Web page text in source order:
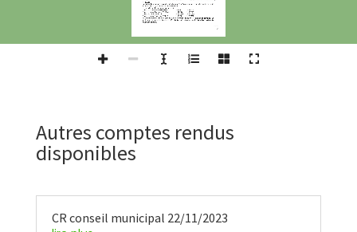
Autres comptes rendus
disponibles
CR conseil municipal 22/11/2023